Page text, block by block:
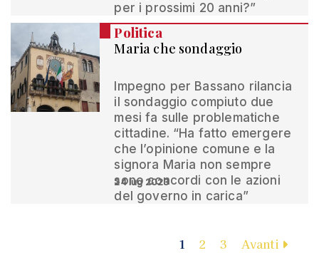
per i prossimi 20 anni?”
Politica
Maria che sondaggio
Impegno per Bassano rilancia
il sondaggio compiuto due
mesi fa sulle problematiche
cittadine. “Ha fatto emergere
che l’opinione comune e la
signora Maria non sempre
sono concordi con le azioni
del governo in carica”
24 lug 2023
1 2 3 Avanti